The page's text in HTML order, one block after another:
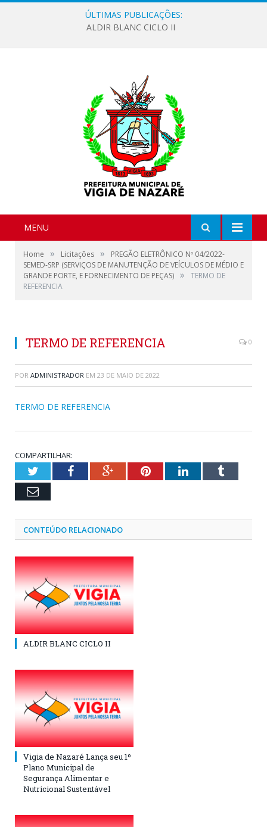
ÚLTIMAS PUBLICAÇÕES:
ALDIR BLANC CICLO II
MENU
Home » Licitações »
PREGÃO ELETRÔNICO Nº 04/2022-
SEMED-SRP (SERVIÇOS DE MANUTENÇÃO DE VEÍCULOS DE MÉDIO E
GRANDE PORTE, E FORNECIMENTO DE PEÇAS) »
TERMO DE
REFERENCIA
TERMO DE REFERENCIA 0
POR ADMINISTRADOR EM 23 DE MAIO DE 2022
TERMO DE REFERENCIA
COMPARTILHAR:
TwitterFacebookGoogle+PinterestLinkedInTumblr
Email
CONTEÚDO RELACIONADO
ALDIR BLANC CICLO II
Vigia de Nazaré Lança seu 1º
Plano Municipal de
Segurança Alimentar e
Nutricional Sustentável